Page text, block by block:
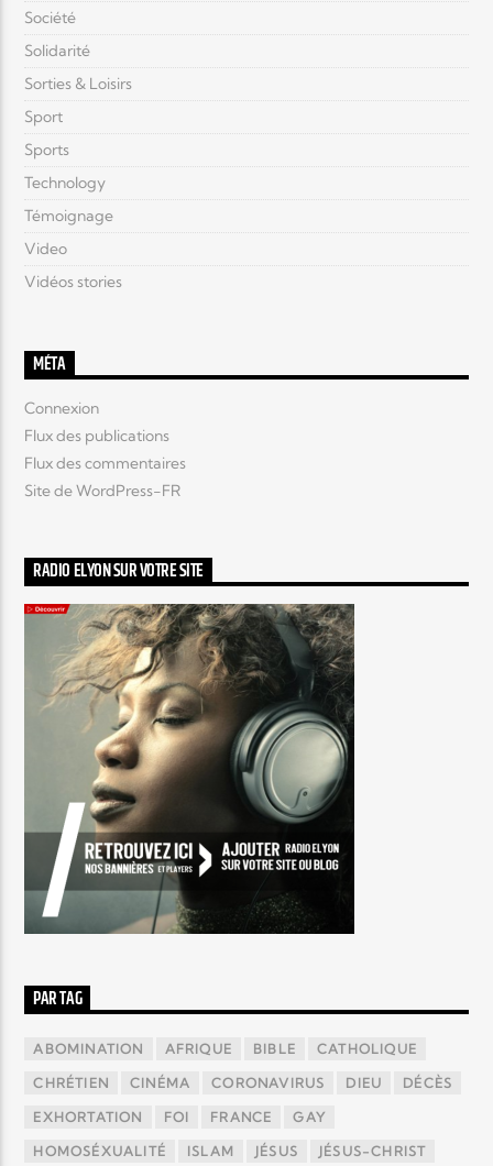
Société
Solidarité
Sorties & Loisirs
Sport
Sports
Technology
Témoignage
Video
Vidéos stories
MÉTA
Connexion
Flux des publications
Flux des commentaires
Site de WordPress-FR
RADIO ELYON SUR VOTRE SITE
PAR TAG
ABOMINATION AFRIQUE BIBLE CATHOLIQUE
CHRÉTIEN CINÉMA CORONAVIRUS DIEU DÉCÈS
EXHORTATION FOI FRANCE GAY
HOMOSÉXUALITÉ ISLAM JÉSUS JÉSUS-CHRIST